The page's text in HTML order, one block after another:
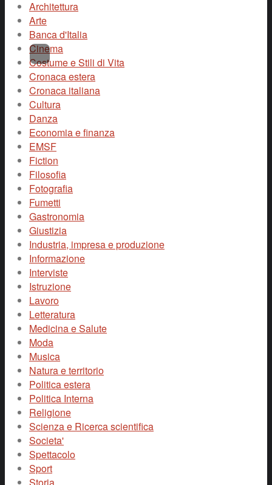
Architettura
Arte
Banca d'Italia
Cinema
Costume e Stili di Vita
Cronaca estera
Cronaca italiana
Cultura
Danza
Economia e finanza
EMSF
Fiction
Filosofia
Fotografia
Fumetti
Gastronomia
Giustizia
Industria, impresa e produzione
Informazione
Interviste
Istruzione
Lavoro
Letteratura
Medicina e Salute
Moda
Musica
Natura e territorio
Politica estera
Politica Interna
Religione
Scienza e Ricerca scientifica
Societa'
Spettacolo
Sport
Storia